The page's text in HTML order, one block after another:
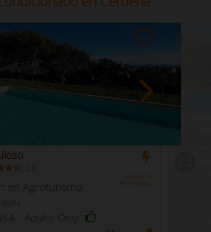
( 3 )
Reserva
Inmediata
en Agroturismo
- Adults Only